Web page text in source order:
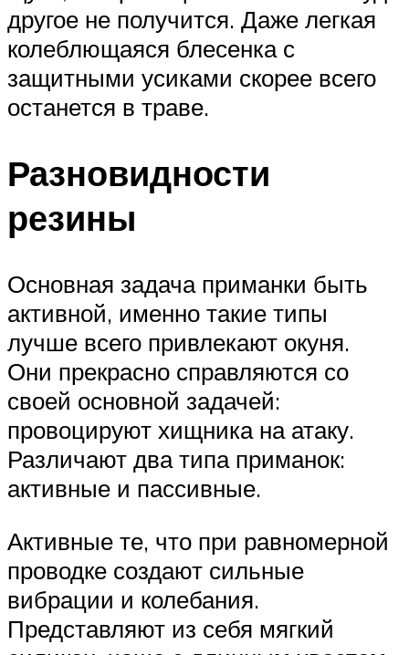
другое не получится. Даже легкая
колеблющаяся блесенка с
защитными усиками скорее всего
останется в траве.
Разновидности
резины
Основная задача приманки быть
активной, именно такие типы
лучше всего привлекают окуня.
Они прекрасно справляются со
своей основной задачей:
провоцируют хищника на атаку.
Различают два типа приманок:
активные и пассивные.
Активные те, что при равномерной
проводке создают сильные
вибрации и колебания.
Представляют из себя мягкий